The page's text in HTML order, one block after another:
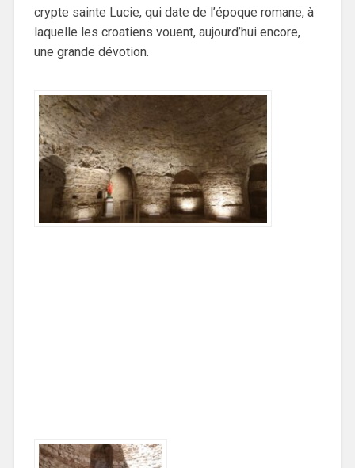
crypte sainte Lucie, qui date de l’époque romane, à
laquelle les croatiens vouent, aujourd’hui encore,
une grande dévotion.